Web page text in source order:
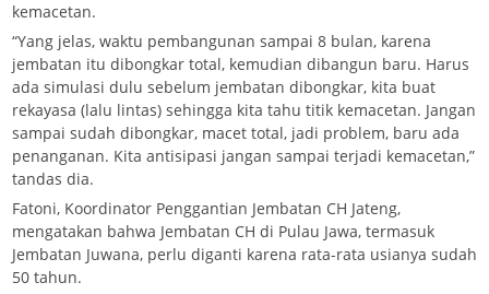
kemacetan.
“Yang jelas, waktu pembangunan sampai 8 bulan, karena
jembatan itu dibongkar total, kemudian dibangun baru. Harus
ada simulasi dulu sebelum jembatan dibongkar, kita buat
rekayasa (lalu lintas) sehingga kita tahu titik kemacetan. Jangan
sampai sudah dibongkar, macet total, jadi problem, baru ada
penanganan. Kita antisipasi jangan sampai terjadi kemacetan,”
tandas dia.
Fatoni, Koordinator Penggantian Jembatan CH Jateng,
mengatakan bahwa Jembatan CH di Pulau Jawa, termasuk
Jembatan Juwana, perlu diganti karena rata-rata usianya sudah
50 tahun.